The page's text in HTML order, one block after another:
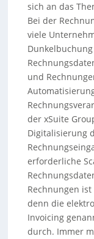
sich an das
Bei der
viele
und
der xSuite
Digitalisierung
erforderliche
Rechnungen
denn die
Invoicing
durch. Immer